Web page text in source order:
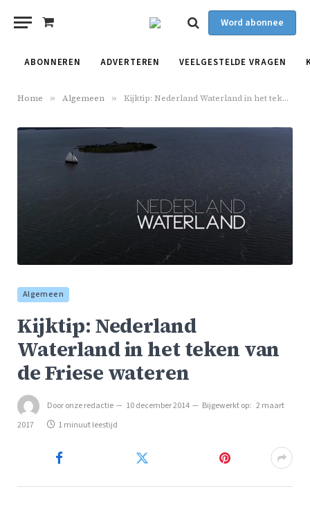
Shopping
Word abonnee
ABONNEREN ADVERTEREN VEELGESTELDE VRAGEN
Home » Algemeen » Kijktip: Nederland Waterland in het teken van de Friese wateren
Algemeen
Kijktip: Nederland
Waterland in het teken van
de Friese wateren
Dooronze redactie 10 december 2014 Bijgewerkt op: 2 maart
2017
1 minuut leestijd